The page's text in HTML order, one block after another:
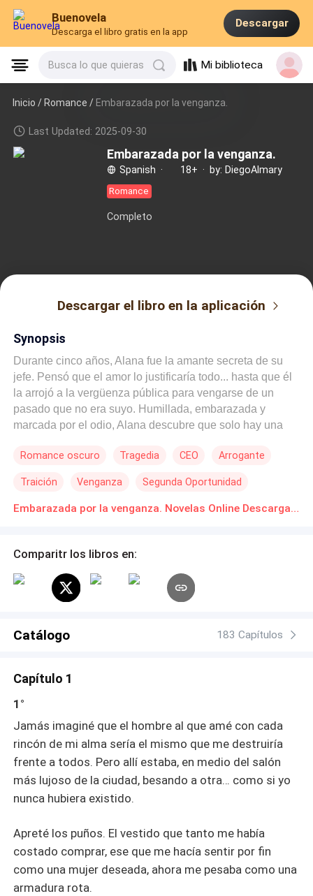
Buenovela
Descarga el libro gratis en la app
Descargar
Busca lo que quieras Mi biblioteca
Inicio /Romance / Embarazada por la venganza.
Last Updated: 2025-09-30
Embarazada por la venganza.
Spanish · 18+ · by: DiegoAlmary
Romance
Completo
Descargar el libro en la aplicación
Synopsis
Durante cinco años, Alana fue la amante secreta de su
jefe. Pensó que el amor lo justificaría todo... hasta que él
la arrojó a la vergüenza pública para vengarse de un
pasado que no era suyo. Humillada, embarazada y
marcada por el odio, Alana descubre que solo hay una
ellos temen. Pero lo que Nicolás no sabe, es que su
su legado... Lástima que ahora esté arrepentido.
Romance oscuro Tragedia CEO Arrogante
Traición Venganza Segunda Oportunidad
Embarazada por la venganza. Novelas Online Descarga gratuita de PDF
Comparitr los libros en:
Catálogo 183 Capítulos
Capítulo 1
1°
Jamás imaginé que el hombre al que amé con cada
rincón de mi alma sería el mismo que me destruiría
frente a todos. Pero allí estaba, en medio del salón
más lujoso de la ciudad, besando a otra… como si yo
nunca hubiera existido.
Apreté los puños. El vestido que tanto me había
costado comprar, ese que me hacía sentir por fin
como una mujer deseada, ahora me pesaba como una
armadura rota.